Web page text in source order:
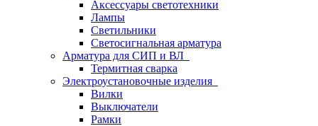
Аксессуары светотехники
Лампы
Светильники
Светосигнальная арматура
Арматура для СИП и ВЛ
Термитная сварка
Электроустановочные изделия
Вилки
Выключатели
Рамки